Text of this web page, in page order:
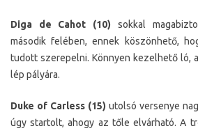
Diga de Cahot (10) sokkal
második felében, ennek köszönhető,
tudott szerepelni. Könnyen kezelhető ló,
lép pályára.
Duke of Carless (15) utolsó versenye
úgy startolt, ahogy az tőle elvárható. A